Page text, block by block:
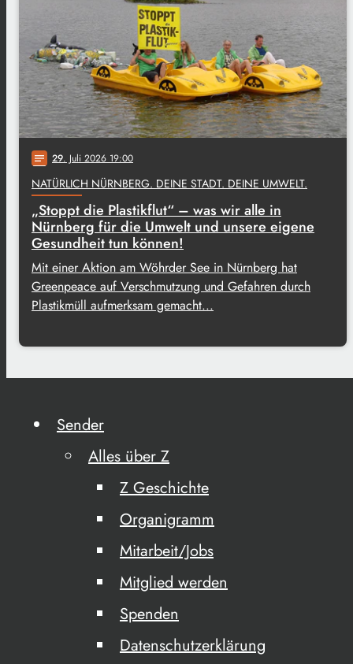
notes 29. Juli 2026 19:00
NATÜRLICH NÜRNBERG. DEINE STADT. DEINE UMWELT.
„Stoppt die Plastikflut“ – was wir alle in
Nürnberg für die Umwelt und unsere eigene
Gesundheit tun können!
Mit einer Aktion am Wöhrder See in Nürnberg hat
Greenpeace auf Verschmutzung und Gefahren durch
Plastikmüll aufmerksam gemacht...
Sender
Alles über Z
Z Geschichte
Organigramm
Mitarbeit/Jobs
Mitglied werden
Spenden
Datenschutzerklärung